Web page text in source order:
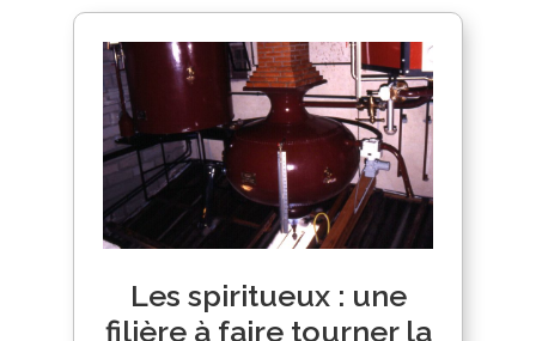
Les spiritueux : une
filière à faire tourner la